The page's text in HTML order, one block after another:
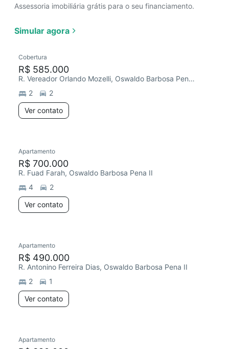
Assessoria imobiliária grátis para o seu financiamento.
Simular agora
Cobertura
R$ 585.000
R. Vereador Orlando Mozelli, Oswaldo Barbosa Pena II
2
2
Ver contato
Apartamento
R$ 700.000
R. Fuad Farah, Oswaldo Barbosa Pena II
4
2
Ver contato
Apartamento
R$ 490.000
R. Antonino Ferreira Dias, Oswaldo Barbosa Pena II
2
1
Ver contato
Apartamento